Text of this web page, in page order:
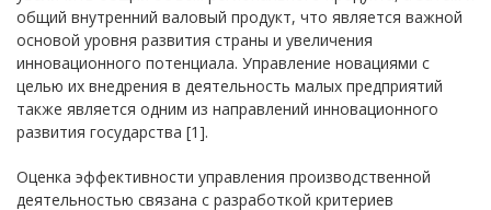
общий внутренний валовый продукт, что является важной
основой уровня развития страны и увеличения
инновационного потенциала. Управление новациями с
целью их внедрения в деятельность малых предприятий
также является одним из направлений инновационного
развития государства [1].
Оценка эффективности управления производственной
деятельностью связана с разработкой критериев